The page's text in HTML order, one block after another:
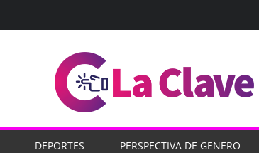
DEPORTES PERSPECTIVA DE GENERO